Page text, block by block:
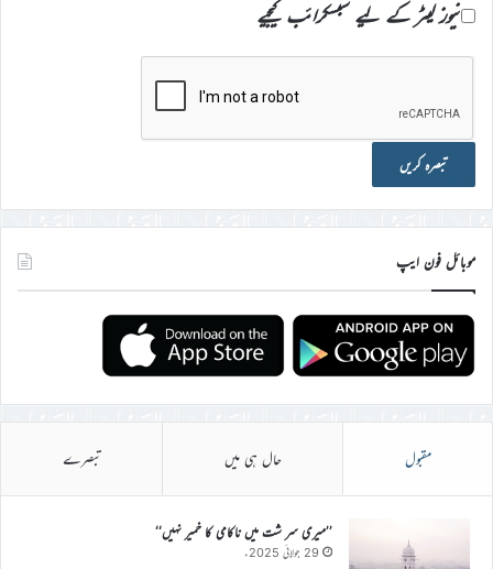
نیوز لیٹر کے لیے سبسکرائب کیجیے
موبائل فون ایپ
مقبول حال ہی میں تبصرے
’’میری سر شت میں ناکامی کا خمیر نہیں‘‘
29 جولائی 2025ء